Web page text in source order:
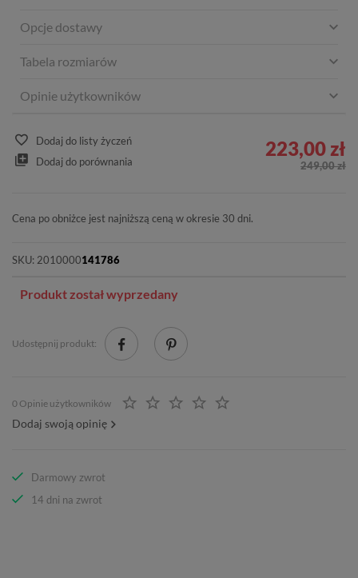
Opcje dostawy
Tabela rozmiarów
Opinie użytkowników
Dodaj do listy życzeń
Dodaj do porównania
223,00 zł
249,00 zł
Cena po obniżce jest najniższą ceną w okresie 30 dni.
SKU: 2010000141786
Produkt został wyprzedany
Udostępnij produkt:
0 Opinie użytkowników
Dodaj swoją opinię
Darmowy zwrot
14 dni na zwrot